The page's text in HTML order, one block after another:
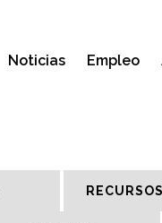
Noticias Empleo